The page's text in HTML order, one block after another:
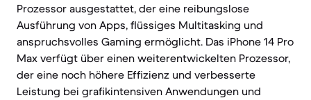
Prozessor ausgestattet, der eine reibungslose
Ausführung von Apps, flüssiges Multitasking und
anspruchsvolles Gaming ermöglicht. Das iPhone 14 Pro
Max verfügt über einen weiterentwickelten Prozessor,
der eine noch höhere Effizienz und verbesserte
Leistung bei grafikintensiven Anwendungen und